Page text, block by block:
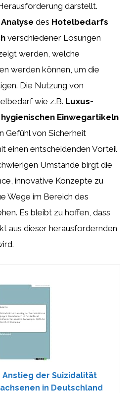
darstellt.
Analyse des Hotelbedarfs
verschiedener Lösungen
werden, welche
werden können, um die
Die Nutzung von
wie z.B. Luxus-
hygienischen Einwegartikeln
Gefühl von Sicherheit
einen entscheidenden Vorteil
Umstände birgt die
innovative Konzepte zu
Wege im Bereich des
Es bleibt zu hoffen, dass
aus dieser herausfordernden
Anstieg der Suizidalität
in Deutschland